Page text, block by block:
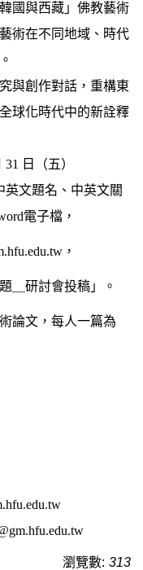
國與西藏」佛教藝術
術在不同地域、時代
與創作對話，重構東
球化時代中的新詮釋
日（五）
英文題名、中英文關
電子檔，
，
＿研討會投稿」。
論文，每人一篇為
瀏覽數: 313